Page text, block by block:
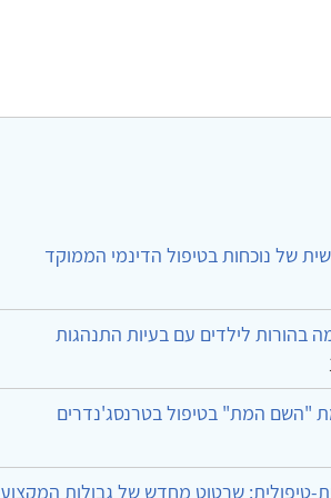
של נוכחות בטיפול הדינמי הממוקד
בהורות לילדים עם בעיות התנהגות
"השם המת" בטיפול בטרנסג'נדרים
טיפולית: שרטוט מחדש של גבולות המקצוע